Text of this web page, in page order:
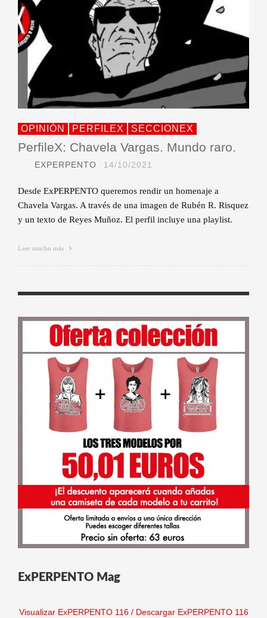
OPINIÓN PERFILEX SECCIONEX
PerfileX: Chavela Vargas. Mundo raro.
EXPERPENTO 14/10/2021
Desde ExPERPENTO queremos rendir un homenaje a
Chavela Vargas. A través de una imagen de Rubén R. Risquez
y un texto de Reyes Muñoz. El perfil incluye una playlist.
Leer mucho más
ExPERPENTO Mag
Visualizar ExPERPENTO 116/ Descargar ExPERPENTO 116